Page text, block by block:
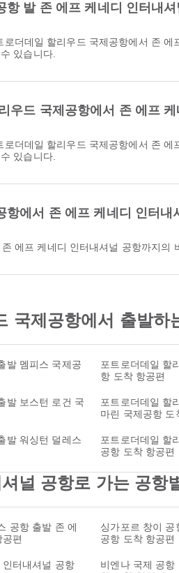
항 발 존 에프 케네디 인터내
있습니다.
우드 국제공항에서 존 에프
있습니다.
항에서 존 에프 케네디 인터
존 에프 케네디 인터내셔널 공항까지의
국제공항에서 출발하
발 멤피스 국제공
포트로더데일 할
항 도착 항공편
발 보스턴 로건 국
포트로더데일 할
마린 국제공항 도
발 워싱턴 덜레스
포트로더데일 할
공항 도착 항공편
널 공항로 가는 공항
공항 출발 존 에
편
싱가포르 창이 공
공항 도착 항공편
터내셔널 공항
비엔나 국제 공항